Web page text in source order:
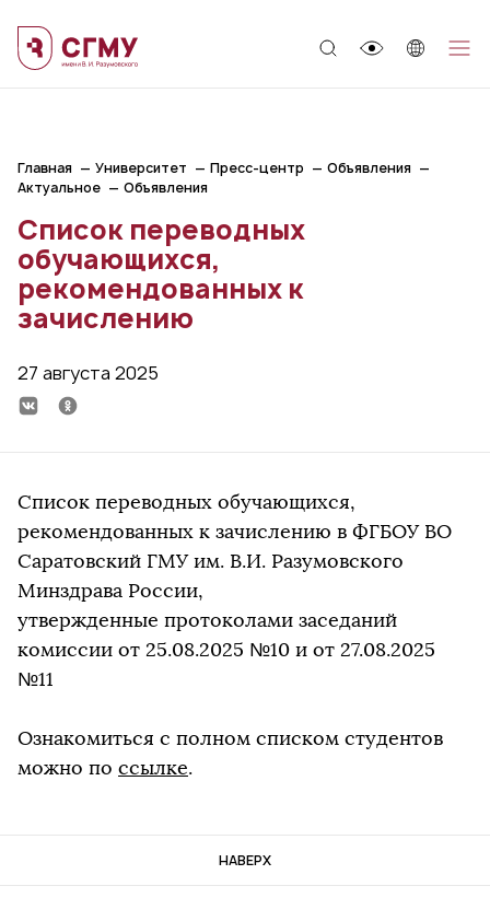
Главная Университет Пресс-центр
Объявления
Актуальное
Объявления
Список переводных
обучающихся,
рекомендованных к
зачислению
27 августа 2025
Список переводных обучающихся,
рекомендованных к зачислению в ФГБОУ ВО
Саратовский ГМУ им. В.И. Разумовского
Минздрава России,
утвержденные протоколами заседаний
комиссии от 25.08.2025 №10 и от 27.08.2025
№11
Ознакомиться с полном списком студентов
можно по ссылке.
НАВЕРХ